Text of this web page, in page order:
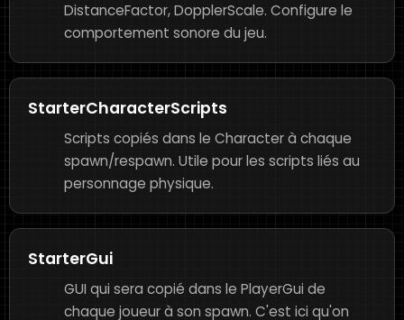
DistanceFactor, DopplerScale. Configure le
comportement sonore du jeu.
StarterCharacterScripts
Scripts copiés dans le Character à chaque
spawn/respawn. Utile pour les scripts liés au
personnage physique.
StarterGui
GUI qui sera copié dans le PlayerGui de
chaque joueur à son spawn. C'est ici qu'on